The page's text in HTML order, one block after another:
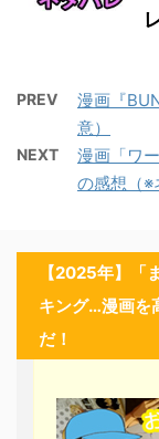
PREV
漫画『
意）
NEXT
漫画「ワ
の感想（※
【2025年】「
キング…漫画を
だ！